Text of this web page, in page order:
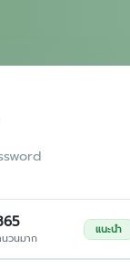
วนมาก
แนะนำ